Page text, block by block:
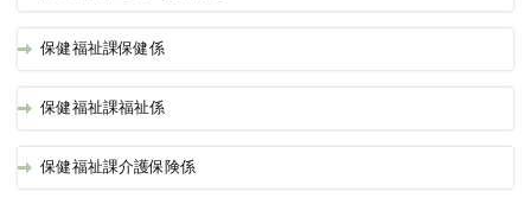
保健福祉課保健係
保健福祉課福祉係
保健福祉課介護保険係